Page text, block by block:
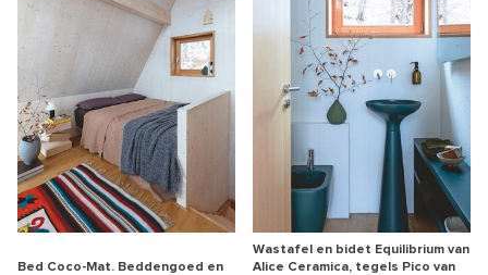
Bed Coco-Mat. Beddengoed en
Wastafel en bidet Equilibrium van
Alice Ceramica, tegels Pico van